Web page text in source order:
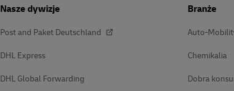
Nasze dywizje
Post and Paket Deutschland
DHL Express
DHL Global Forwarding
Branże
Auto-
Chemikalia
Dobra